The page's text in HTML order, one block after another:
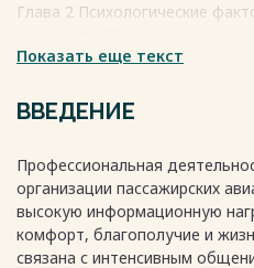
Глава 2 Психологические
2.1 Влияние психологии на
2.2 Психология личности
2.3Характерологические
Вывод 37
Глава 3 Содержание
профессиональные качества
обслуживания пассажиров 39
Показать еще текст
ВВЕДЕНИЕ
Профессиональная
организации пассажирских
высокую информационную
комфорт, благополучие и
связана с интенсивным